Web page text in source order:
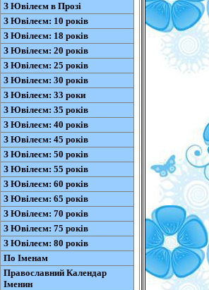
З Ювілеєм в Прозі
З Ювілеєм: 10 років
З Ювілеєм: 18 років
З Ювілеєм: 20 років
З Ювілеєм: 25 років
З Ювілеєм: 30 років
З Ювілеєм: 33 роки
З Ювілеєм: 35 років
З Ювілеєм: 40 років
З Ювілеєм: 45 років
З Ювілеєм: 50 років
З Ювілеєм: 55 років
З Ювілеєм: 60 років
З Ювілеєм: 65 років
З Ювілеєм: 70 років
З Ювілеєм: 75 років
З Ювілеєм: 80 років
По Іменам
Православний Календар
Іменин